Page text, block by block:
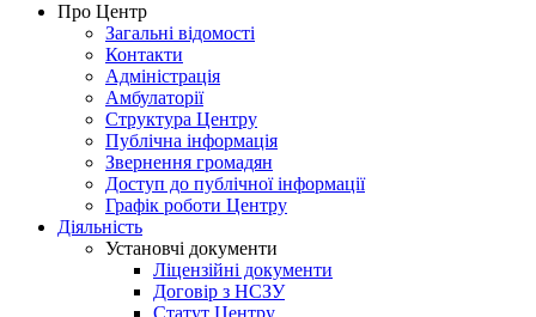
КНП "Центр первинної медико-санітарної допомоги №5 м.
Вітаємо на офіційному сайті!
Про Центр
Загальні відомості
Контакти
Адміністрація
Амбулаторії
Структура Центру
Публічна інформація
Звернення громадян
Доступ до публічної інформації
Графік роботи Центру
Діяльність
Установчі документи
Ліцензійні документи
Договір з НСЗУ
Статут Центру